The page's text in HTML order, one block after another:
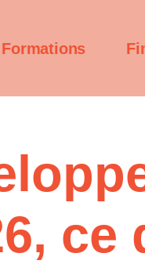
Formations
ce